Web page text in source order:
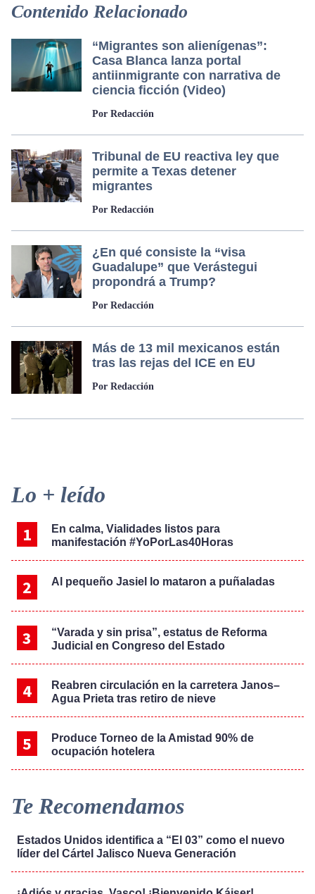
Contenido Relacionado
“Migrantes son alienígenas”:
Casa Blanca lanza portal
antiinmigrante con narrativa de
ciencia ficción (Video)
Por Redacción
Tribunal de EU reactiva ley que
permite a Texas detener
migrantes
Por Redacción
¿En qué consiste la “visa
Guadalupe” que Verástegui
propondrá a Trump?
Por Redacción
Más de 13 mil mexicanos están
tras las rejas del ICE en EU
Por Redacción
Primary
Sidebar
Lo + leído
En calma, Vialidades listos para
manifestación #YoPorLas40Horas
Al pequeño Jasiel lo mataron a puñaladas
“Varada y sin prisa”, estatus de Reforma
Judicial en Congreso del Estado
Reabren circulación en la carretera Janos–
Agua Prieta tras retiro de nieve
Produce Torneo de la Amistad 90% de
ocupación hotelera
Te Recomendamos
Estados Unidos identifica a “El 03” como el nuevo
líder del Cártel Jalisco Nueva Generación